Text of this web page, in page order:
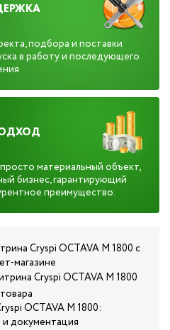
подбора и поставки
в работу и последующего
материальный объект,
бизнес, гарантирующий
преимущество.
Cryspi OCTAVA M 1800 с
магазине
Cryspi OCTAVA M 1800
OCTAVA M 1800:
и документация